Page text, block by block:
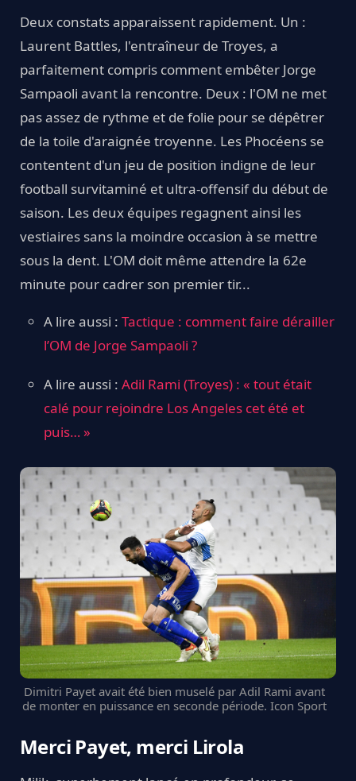
Deux constats apparaissent rapidement. Un :
Laurent Battles, l'entraîneur de Troyes, a
parfaitement compris comment embêter Jorge
Sampaoli avant la rencontre. Deux : l'OM ne met
pas assez de rythme et de folie pour se dépêtrer
de la toile d'araignée troyenne. Les Phocéens se
contentent d'un jeu de position indigne de leur
football survitaminé et ultra-offensif du début de
saison. Les deux équipes regagnent ainsi les
vestiaires sans la moindre occasion à se mettre
sous la dent. L'OM doit même attendre la 62e
minute pour cadrer son premier tir...
A lire aussi : Tactique : comment faire dérailler
l’OM de Jorge Sampaoli ?
A lire aussi : Adil Rami (Troyes) : « tout était
calé pour rejoindre Los Angeles cet été et
puis… »
Dimitri Payet avait été bien muselé par Adil Rami avant
de monter en puissance en seconde période. Icon Sport
Merci Payet, merci Lirola